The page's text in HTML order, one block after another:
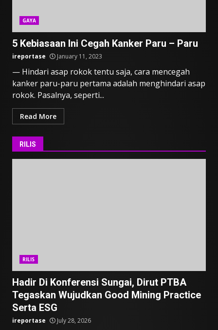
GAYA
5 Kebiasaan Ini Cegah Kanker Paru – Paru
ireportase January 11, 2023
— Hindari asap rokok tentu saja, cara mencegah
kanker paru-paru pertama adalah menghindari asap
rokok. Pasalnya, seperti...
Read More
RILIS
RILIS
Hadir Di Konferensi Sungai, Dirut PTBA
Tegaskan Wujudkan Good Mining Practice
Serta ESG
ireportase July 28, 2026